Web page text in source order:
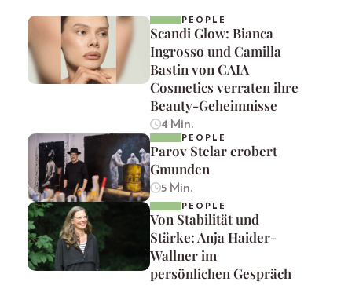
PEOPLE
Scandi Glow: Bianca
Ingrosso und Camilla
Bastin von CAIA
Cosmetics verraten ihre
Beauty-Geheimnisse
4 Min.
PEOPLE
Parov Stelar erobert
Gmunden
5 Min.
PEOPLE
Von Stabilität und
Stärke: Anja Haider-
Wallner im
persönlichen Gespräch